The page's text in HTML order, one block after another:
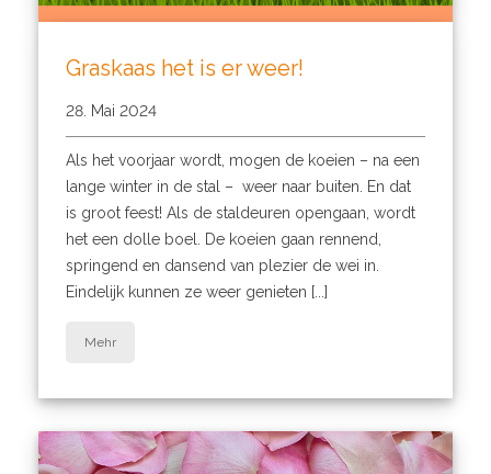
Graskaas het is er weer!
28. Mai 2024
Als het voorjaar wordt, mogen de koeien – na een
lange winter in de stal – weer naar buiten. En dat
is groot feest! Als de staldeuren opengaan, wordt
het een dolle boel. De koeien gaan rennend,
springend en dansend van plezier de wei in.
Eindelijk kunnen ze weer genieten [...]
Mehr